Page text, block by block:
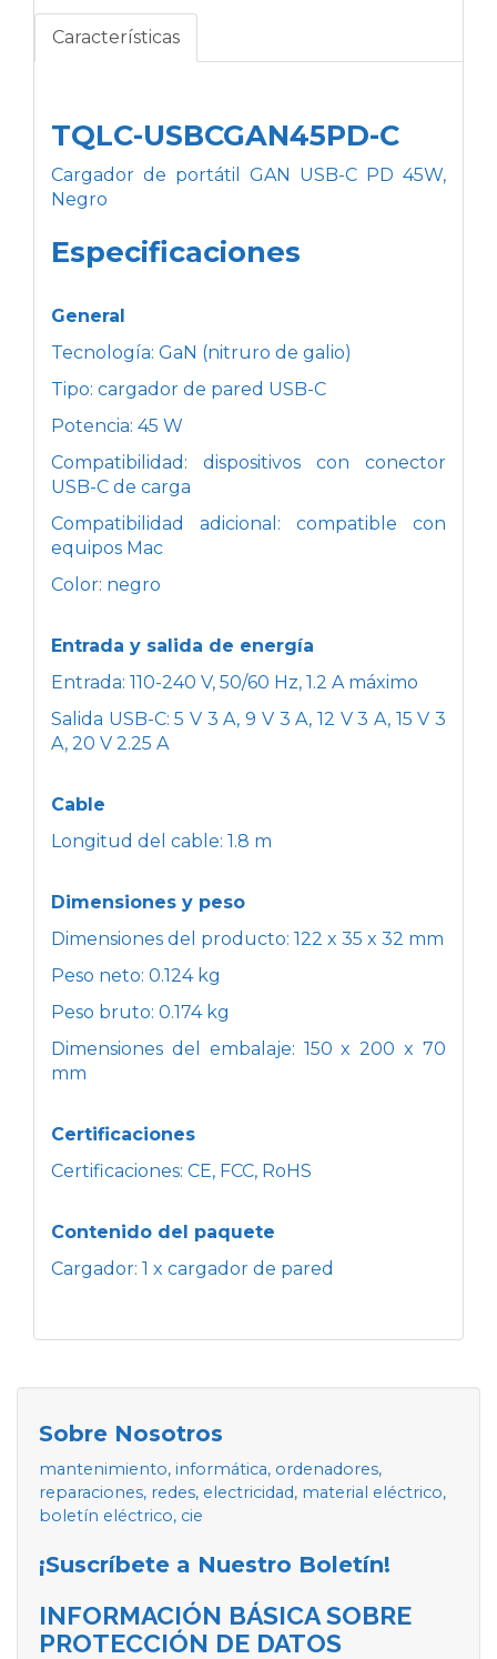
Características
TQLC-USBCGAN45PD-C
Cargador de portátil GAN USB-C PD 45W,
Negro
Especificaciones
General
Tecnología: GaN (nitruro de galio)
Tipo: cargador de pared USB-C
Potencia: 45 W
Compatibilidad: dispositivos con conector
USB-C de carga
Compatibilidad adicional: compatible con
equipos Mac
Color: negro
Entrada y salida de energía
Entrada: 110-240 V, 50/60 Hz, 1.2 A máximo
Salida USB-C: 5 V 3 A, 9 V 3 A, 12 V 3 A, 15 V 3
A, 20 V 2.25 A
Cable
Longitud del cable: 1.8 m
Dimensiones y peso
Dimensiones del producto: 122 x 35 x 32 mm
Peso neto: 0.124 kg
Peso bruto: 0.174 kg
Dimensiones del embalaje: 150 x 200 x 70
mm
Certificaciones
Certificaciones: CE, FCC, RoHS
Contenido del paquete
Cargador: 1 x cargador de pared
Sobre Nosotros
mantenimiento, informática, ordenadores,
reparaciones, redes, electricidad, material eléctrico,
boletín eléctrico, cie
¡Suscríbete a Nuestro Boletín!
INFORMACIÓN BÁSICA SOBRE
PROTECCIÓN DE DATOS